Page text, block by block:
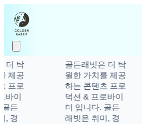
탁
제공
프로
이
든
경
골든래빗은 더 탁
월한 가치를 제공
하는 콘텐츠 프로
덕션 & 프로바이
더 입니다. 골든
래빗은 취미, 경